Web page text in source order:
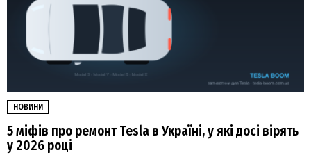
НОВИНИ
5 міфів про ремонт Tesla в Україні, у які досі вірять
у 2026 році